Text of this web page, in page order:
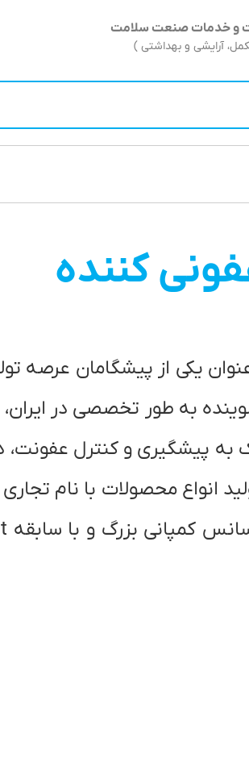
و خدمات صنعت سلامت
آرایشی و بهداشتی )
کننده
یکی از پیشگامان عرصه
به طور تخصصی در
انواع محصولات با نام